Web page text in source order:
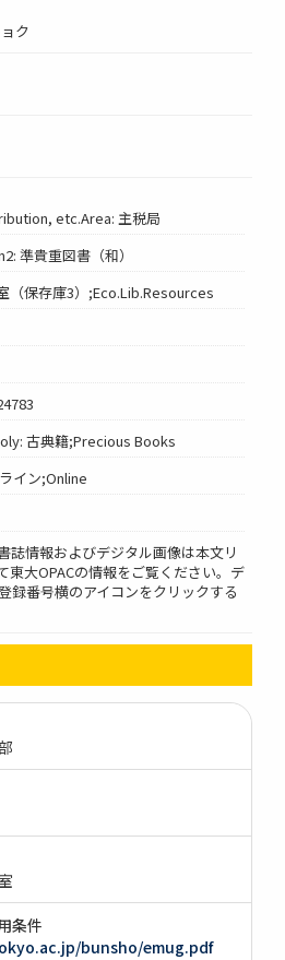
ク
etc.Area: 主税局
準貴重図書（和）
（保存庫3）;Eco.Lib.Resources
古典籍;Precious Books
イン;Online
情報およびデジタル画像は本文リ
東大OPACの情報をご覧ください。デ
録番号横のアイコンをクリックする
条件
bunsho/emug.pdf